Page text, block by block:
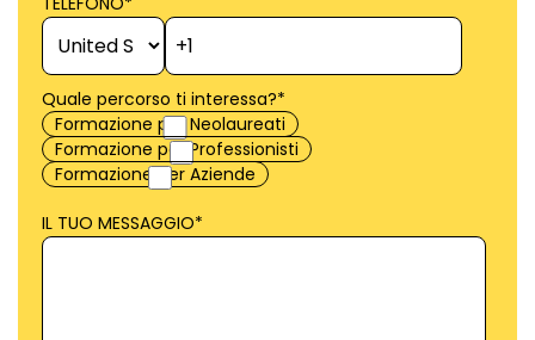
Quale percorso ti interessa?*
Formazione per Neolaureati
Formazione per Professionisti
Formazione per Aziende
IL TUO MESSAGGIO*